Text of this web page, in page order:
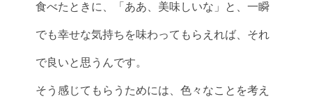
食べたときに、「ああ、美味しいな」と、一瞬
でも幸せな気持ちを味わってもらえれば、それ
で良いと思うんです。
そう感じてもらうためには、色々なことを考え